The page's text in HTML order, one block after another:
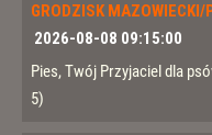
GRODZISK MAZOWIECKI/
2026-08-08 09:15:00
Pies, Twój Przyjaciel dla
5)